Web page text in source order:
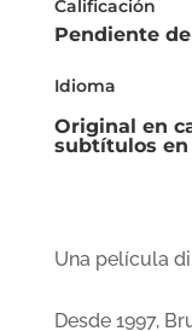
Calificación
Pendiente
Idioma
Original en
subtítulos
Una película
Desde 1997,